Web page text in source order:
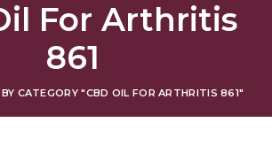
For Arthritis
861
BY CATEGORY "CBD OIL FOR ARTHRITIS 861"